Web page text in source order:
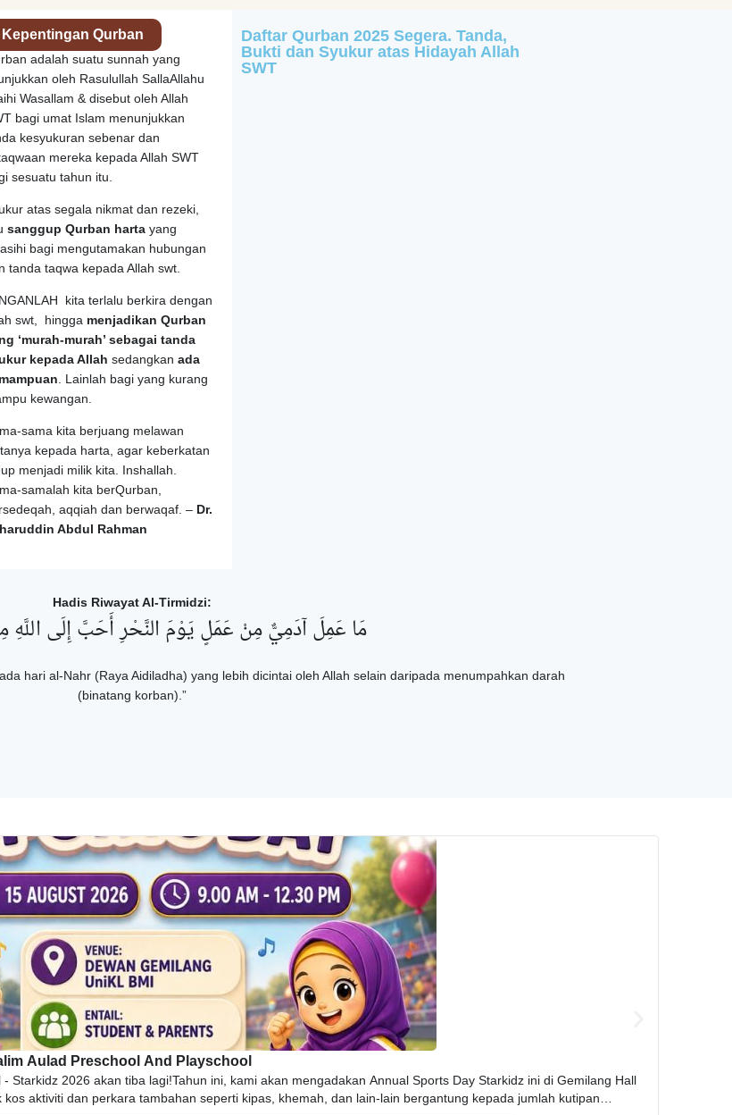
Kepentingan Qurban
adalah suatu sunnah yang
oleh Rasulullah SallaAllahu
Wasallam & disebut oleh Allah
bagi umat Islam menunjukkan
kesyukuran sebenar dan
mereka kepada Allah SWT
sesuatu tahun itu.
atas segala nikmat dan rezeki,
sanggup Qurban harta yang
bagi mengutamakan hubungan
tanda taqwa kepada Allah swt.
kita terlalu berkira dengan
swt, hingga menjadikan Qurban
‘murah-murah’ sebagai tanda
kepada Allah sedangkanada
. Lainlah bagi yang kurang
kewangan.
sama kita berjuang melawan
kepada harta, agar keberkatan
menjadi milik kita. Inshallah.
samalah kita berQurban,
aqqiah dan berwaqaf. – Dr.
Abdul Rahman
Daftar Qurban 2025 Segera. Tanda,
Bukti dan Syukur atas Hidayah Allah
SWT
Hadis Riwayat Al-Tirmidzi:
مَا عَمِلَ آدَمِيٌّ مِنْ عَمَلٍ يَوْمَ النَّحْرِ أَحَبَّ إِلَى اللَّهِ
hari al-Nahr (Raya Aidiladha) yang lebih dicintai oleh Allah selain daripada menumpahkan darah
(binatang korban).”
Aulad Preschool And Playschool
Starkidz 2026 akan tiba lagi!Tahun ini, kami akan mengadakan Annual Sports Day Starkidz ini di Gemilang Hall
aktiviti dan perkara tambahan seperti kipas, khemah, dan lain-lain bergantung kepada jumlah kutipan